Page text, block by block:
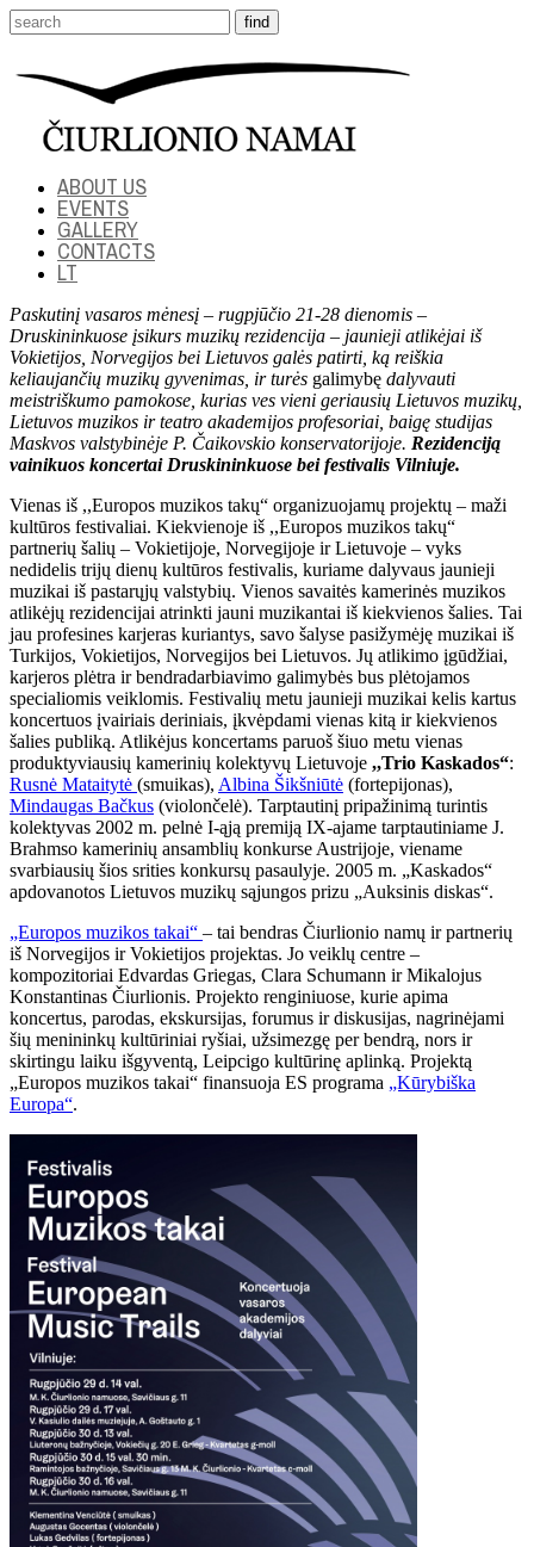
ABOUT US
EVENTS
GALLERY
CONTACTS
LT
Paskutinį vasaros mėnesį – rugpjūčio 21-28 dienomis –
Druskininkuose įsikurs muzikų rezidencija – jaunieji atlikėjai iš
Vokietijos, Norvegijos bei Lietuvos galės patirti, ką reiškia
keliaujančių muzikų gyvenimas, ir turės galimybę dalyvauti
meistriškumo pamokose, kurias ves vieni geriausių Lietuvos muzikų,
Lietuvos muzikos ir teatro akademijos profesoriai, baigę studijas
Maskvos valstybinėje P. Čaikovskio konservatorijoje. Rezidenciją
vainikuos koncertai Druskininkuose bei festivalis Vilniuje.
Vienas iš ,,Europos muzikos takų“ organizuojamų projektų – maži
kultūros festivaliai. Kiekvienoje iš ,,Europos muzikos takų“
partnerių šalių – Vokietijoje, Norvegijoje ir Lietuvoje – vyks
nedidelis trijų dienų kultūros festivalis, kuriame dalyvaus jaunieji
muzikai iš pastarųjų valstybių. Vienos savaitės kamerinės muzikos
atlikėjų rezidencijai atrinkti jauni muzikantai iš kiekvienos šalies. Tai
jau profesines karjeras kuriantys, savo šalyse pasižymėję muzikai iš
Turkijos, Vokietijos, Norvegijos bei Lietuvos. Jų atlikimo įgūdžiai,
karjeros plėtra ir bendradarbiavimo galimybės bus plėtojamos
specialiomis veiklomis. Festivalių metu jaunieji muzikai kelis kartus
koncertuos įvairiais deriniais, įkvėpdami vienas kitą ir kiekvienos
šalies publiką. Atlikėjus koncertams paruoš šiuo metu vienas
produktyviausių kamerinių kolektyvų Lietuvoje ,,Trio Kaskados“:
Rusnė Mataitytė (smuikas), Albina Šikšniūtė (fortepijonas),
Mindaugas Bačkus (violončelė). Tarptautinį pripažinimą turintis
kolektyvas 2002 m. pelnė I-ąją premiją IX-ajame tarptautiniame J.
Brahmso kamerinių ansamblių konkurse Austrijoje, viename
svarbiausių šios srities konkursų pasaulyje. 2005 m. „Kaskados“
apdovanotos Lietuvos muzikų sąjungos prizu „Auksinis diskas“.
„Europos muzikos takai“ – tai bendras Čiurlionio namų ir partnerių
iš Norvegijos ir Vokietijos projektas. Jo veiklų centre –
kompozitoriai Edvardas Griegas, Clara Schumann ir Mikalojus
Konstantinas Čiurlionis. Projekto renginiuose, kurie apima
koncertus, parodas, ekskursijas, forumus ir diskusijas, nagrinėjami
šių menininkų kultūriniai ryšiai, užsimezgę per bendrą, nors ir
skirtingu laiku išgyventą, Leipcigo kultūrinę aplinką. Projektą
„Europos muzikos takai“ finansuoja ES programa „Kūrybiška
Europa“.